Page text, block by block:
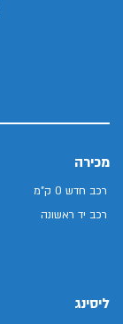
מכירה
רכב חדש 0 ק"מ
רכב יד ראשונה
ליסינג